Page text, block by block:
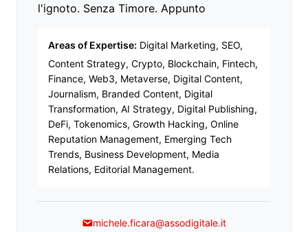
l'ignoto. Senza Timore. Appunto
Areas of Expertise: Digital Marketing, SEO,
Content Strategy, Crypto, Blockchain, Fintech,
Finance, Web3, Metaverse, Digital Content,
Journalism, Branded Content, Digital
Transformation, AI Strategy, Digital Publishing,
DeFi, Tokenomics, Growth Hacking, Online
Reputation Management, Emerging Tech
Trends, Business Development, Media
Relations, Editorial Management.
michele.ficara@assodigitale.it